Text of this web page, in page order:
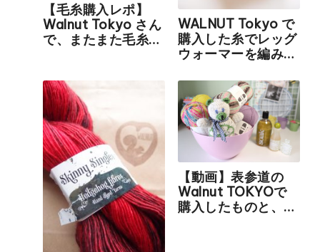
【毛糸購入レポ】
Walnut Tokyo さん
で、またまた毛糸を
WALNUT Tokyo で
購入した糸でレッグ
ウォーマーを編みま
【動画】表参道の
Walnut TOKYOで
購入したものと、こ